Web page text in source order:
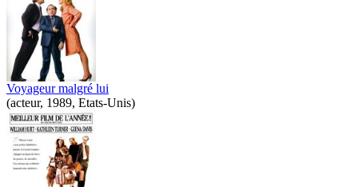
Voyageur malgré lui
(acteur, 1989, Etats-Unis)